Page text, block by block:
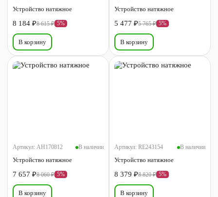
Устройство натяжное
8 184 ₽8 615 ₽ 5%
В корзину
Устройство натяжное
5 477 ₽5 765 ₽ 5%
В корзину
Артикул: AH170812 В наличии
Устройство натяжное
7 657 ₽8 060 ₽ 5%
В корзину
Артикул: RE243154 В наличии
Устройство натяжное
8 379 ₽8 820 ₽ 5%
В корзину